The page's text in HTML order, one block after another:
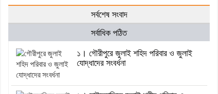
সর্বশেষ সংবাদ
সর্বাধিক পঠিত
১। গৌরীপুরে জুলাই শহিদ পরিবার ও জুলাই
যোদ্ধাদের সংবর্ধনা